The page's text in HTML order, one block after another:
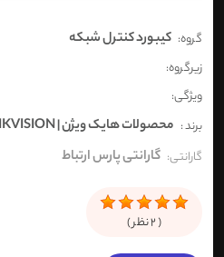
گروه: کیبورد کنترل شبکه
زیرگروه:
ویژگی:
برند : محصولات هایک ویژن | HIKVISION
گارانتی: گارانتی پارس ارتباط
(
2نظر )